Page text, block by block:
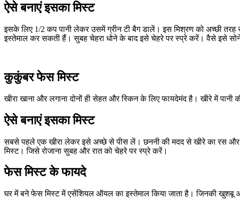
ऐसे बनाएं इसका मिस्ट
इसके लिए 1/2 कप पानी लेकर उसमें ग्रीन टी बैग डालें। इस मिश्रण को अच्छी
इस्तेमाल कर सकती हैं। सुबह चेहरा धोने के बाद इसे चेहरे पर स्प्रे करें। वैसे इसे
कुकुंबर फेस मिस्ट
खीरा खाना और लगाना दोनों ही सेहत और स्किन के लिए फायदेमंद है। खीरे में पानी
ऐसे बनाएं इसका मिस्ट
सबसे पहले एक खीरा लेकर इसे अच्छे से पीस लें। छननी की मदद से खीरे का रस
मिस्ट। जिसे रोजाना सुबह और रात को चेहरे पर स्प्रे करें।
फेस मिस्ट के फायदे
घर में बने फेस मिस्ट में एसेंशियल ऑयल का इस्तेमाल किया जाता है। जिनकी खुशबू